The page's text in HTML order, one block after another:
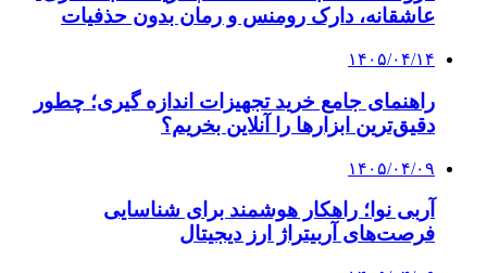
۱۴۰۵/۰۲/۰۸
جشن‌ ازدواج ۷ زوج مشهدی در تجمعات شبانه
۱۴۰۳/۱۱/۲۸
۱۴۰۳/۱۰/۲۲
تجمع شبانه مشهدی‌ها علیه اقدامات اغتشاشگران